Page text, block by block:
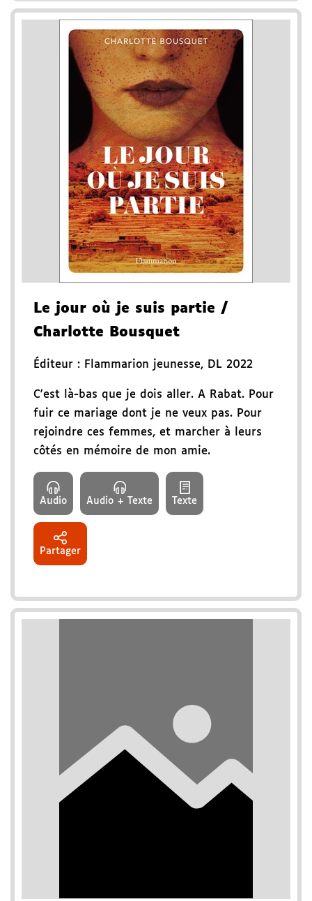
Le jour où je suis partie /
Charlotte Bousquet
Éditeur : Flammarion jeunesse, DL 2022
C'est là-bas que je dois aller. A Rabat. Pour
fuir ce mariage dont je ne veux pas. Pour
rejoindre ces femmes, et marcher à leurs
côtés en mémoire de mon amie.
Audio Audio + Texte Texte
Partager